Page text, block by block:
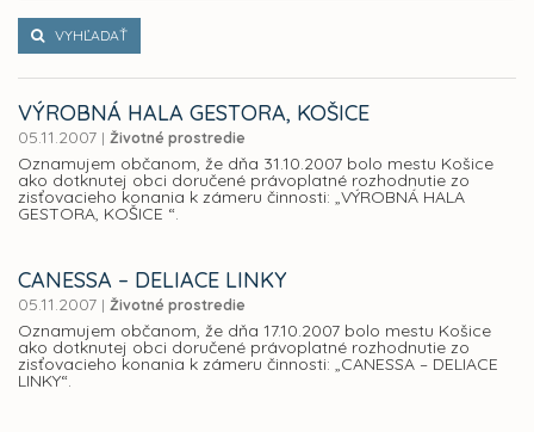
VYHĽADAŤ
VÝROBNÁ HALA GESTORA, KOŠICE
05.11.2007 | Životné prostredie
Oznamujem občanom, že dňa 31.10.2007 bolo mestu Košice
ako dotknutej obci doručené právoplatné rozhodnutie zo
zisťovacieho konania k zámeru činnosti: „VÝROBNÁ HALA
GESTORA, KOŠICE “.
CANESSA – DELIACE LINKY
05.11.2007 | Životné prostredie
Oznamujem občanom, že dňa 17.10.2007 bolo mestu Košice
ako dotknutej obci doručené právoplatné rozhodnutie zo
zisťovacieho konania k zámeru činnosti: „CANESSA – DELIACE
LINKY“.